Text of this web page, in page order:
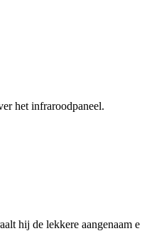
het infraroodpaneel.
hij de lekkere aangenaam